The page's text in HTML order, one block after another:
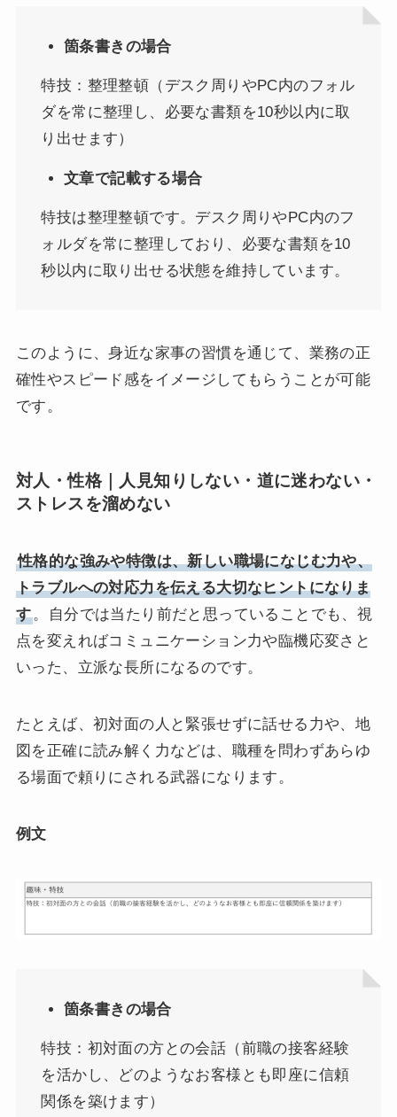
箇条書きの場合
特技：整理整頓（デスク周りやPC内のフォル
ダを常に整理し、必要な書類を10秒以内に取
り出せます）
文章で記載する場合
特技は整理整頓です。デスク周りやPC内のフ
ォルダを常に整理しており、必要な書類を10
秒以内に取り出せる状態を維持しています。
このように、身近な家事の習慣を通じて、業務の正
確性やスピード感をイメージしてもらうことが可能
です。
対人・性格｜人見知りしない・道に迷わない・
ストレスを溜めない
性格的な強みや特徴は、新しい職場になじむ力や、
トラブルへの対応力を伝える大切なヒントになりま
す。自分では当たり前だと思っていることでも、視
点を変えればコミュニケーション力や臨機応変さと
いった、立派な長所になるのです。
たとえば、初対面の人と緊張せずに話せる力や、地
図を正確に読み解く力などは、職種を問わずあらゆ
る場面で頼りにされる武器になります。
例文
箇条書きの場合
特技：初対面の方との会話（前職の接客経験
を活かし、どのようなお客様とも即座に信頼
関係を築けます）